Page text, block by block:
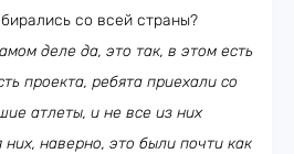
со всей страны?
деле да, это так, в этом есть
проекта, ребята приехали со
атлеты, и не все из них
наверно, это были почти как